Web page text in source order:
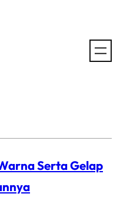
Serta Gelap